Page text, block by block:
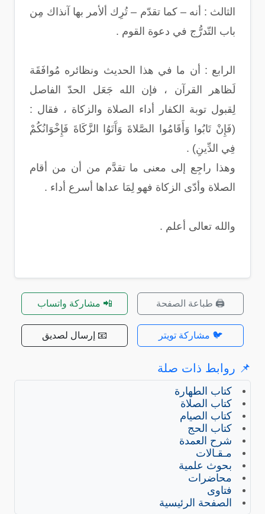
الثالث : أنه – كما تقدّم – تُرِك ألأمر بها آنذاك مِن
باب التّدرُّج في دعوة القوم .
الرابع : أن ما في هذا الحديث ونظائره مُوافَقَة
لَظاهر القرآن ، فإن الله جَعَل الحدّ الفاصل
لِقبول توبة الكفار أداء الصلاة والزكاة ، فقال :
(فَإِنْ تَابُوا وَأَقَامُوا الصَّلاةَ وَآَتَوُا الزَّكَاةَ فَإِخْوَانُكُمْ
فِي الدِّينِ) .
وهذا راجِع إلى معنى ما تقدَّم من أن من أقام
الصلاة وأدّى الزكاة فهو لِمَا عداها أسرع أداء .
والله تعالى أعلم .
🖨️ طباعة الصفحة 📲 مشاركة واتساب
🐦 مشاركة تويتر 📧 إرسال لصديق
📌 روابط ذات صلة
كتاب الطهارة
كتاب الصلاة
كتاب الصيام
كتاب الحج
شرح العمدة
مـقـالات
بحوث علمية
محاضرات
فتاوى
الصفحة الرئيسية